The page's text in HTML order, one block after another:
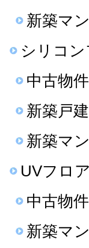
新築マ
シリコ
中古物
新築戸
新築マ
UVフロ
中古物
新築マ